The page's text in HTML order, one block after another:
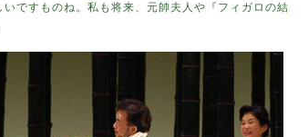
ですものね。私も将来、元帥夫人や『フィガロの結